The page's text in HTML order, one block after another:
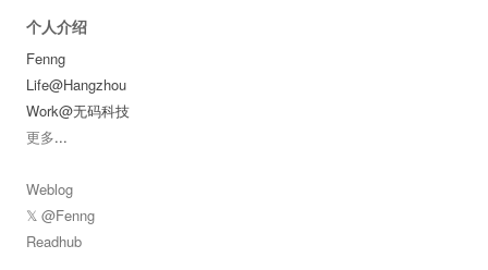
个人介绍
Fenng
Life@Hangzhou
Work@无码科技
更多...
Weblog
𝕏 @Fenng
Readhub